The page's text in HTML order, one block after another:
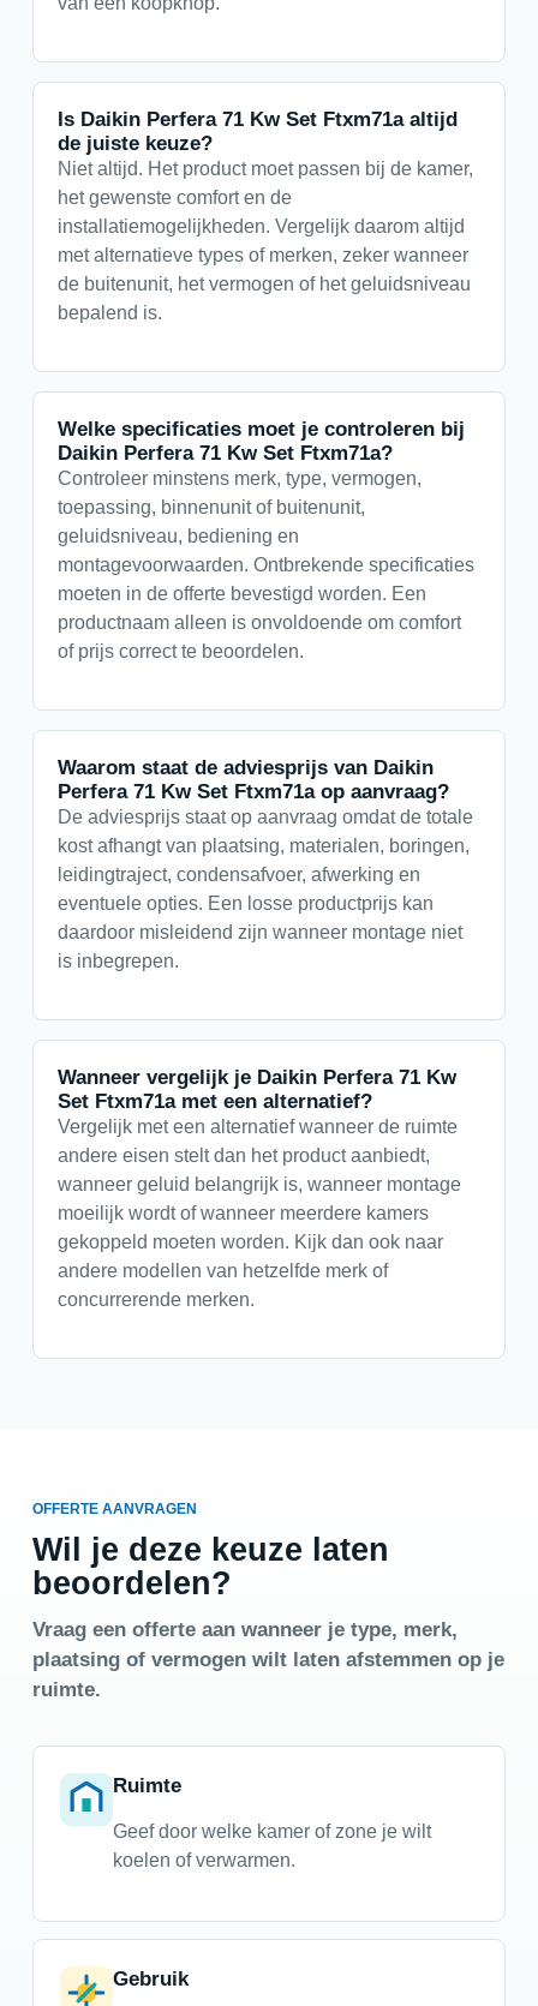
Is Daikin Perfera 71 Kw Set Ftxm71a altijd
de juiste keuze?
Niet altijd. Het product moet passen bij de kamer,
het gewenste comfort en de
installatiemogelijkheden. Vergelijk daarom altijd
met alternatieve types of merken, zeker wanneer
de buitenunit, het vermogen of het geluidsniveau
bepalend is.
Welke specificaties moet je controleren bij
Daikin Perfera 71 Kw Set Ftxm71a?
Controleer minstens merk, type, vermogen,
toepassing, binnenunit of buitenunit,
geluidsniveau, bediening en
montagevoorwaarden. Ontbrekende specificaties
moeten in de offerte bevestigd worden. Een
productnaam alleen is onvoldoende om comfort
of prijs correct te beoordelen.
Waarom staat de adviesprijs van Daikin
Perfera 71 Kw Set Ftxm71a op aanvraag?
De adviesprijs staat op aanvraag omdat de totale
kost afhangt van plaatsing, materialen, boringen,
leidingtraject, condensafvoer, afwerking en
eventuele opties. Een losse productprijs kan
daardoor misleidend zijn wanneer montage niet
is inbegrepen.
Wanneer vergelijk je Daikin Perfera 71 Kw
Set Ftxm71a met een alternatief?
Vergelijk met een alternatief wanneer de ruimte
andere eisen stelt dan het product aanbiedt,
wanneer geluid belangrijk is, wanneer montage
moeilijk wordt of wanneer meerdere kamers
gekoppeld moeten worden. Kijk dan ook naar
andere modellen van hetzelfde merk of
concurrerende merken.
OFFERTE AANVRAGEN
Wil je deze keuze laten
beoordelen?
Vraag een offerte aan wanneer je type, merk,
plaatsing of vermogen wilt laten afstemmen op je
ruimte.
Ruimte
Geef door welke kamer of zone je wilt
koelen of verwarmen.
Gebruik